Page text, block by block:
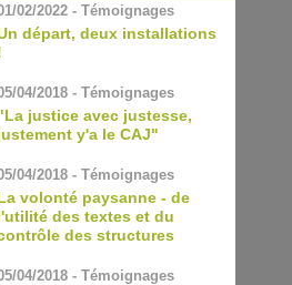
02/2022 - Témoignages
départ, deux installations
04/2018 - Témoignages
justice avec justesse,
y'a le CAJ"
04/2018 - Témoignages
volonté paysanne - de
des textes et du
des structures
04/2018 - Témoignages